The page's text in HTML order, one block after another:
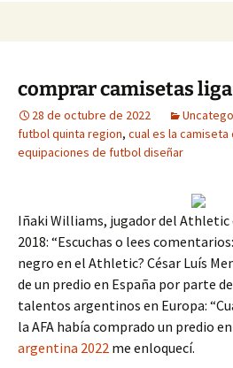
comprar camisetas
28 de octubre de 2022
futbol quinta region, cual es la
equipaciones de futbol diseñar
Iñaki Williams, jugador del Athletic
2018: “Escuchas o lees
negro en el Athletic? César Luís
de un predio en España por parte
talentos argentinos en Europa:
la AFA había comprado un predio
argentina 2022 me enloquecí.